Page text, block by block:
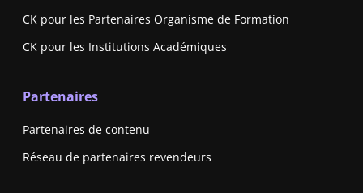
CK pour les Partenaires Organisme de Formation
CK pour les Institutions Académiques
Partenaires
Partenaires de contenu
Réseau de partenaires revendeurs